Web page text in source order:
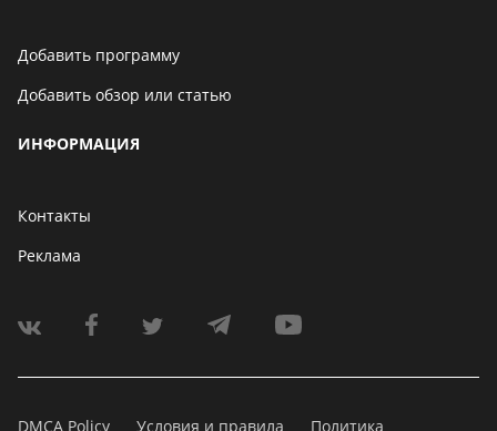
Добавить программу
Добавить обзор или статью
ИНФОРМАЦИЯ
Контакты
Реклама
DMCA Policy Условия и правила Политика